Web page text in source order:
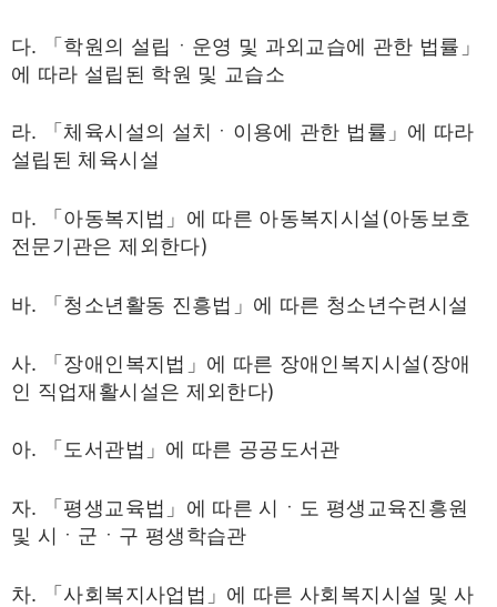
다. 「학원의 설립ㆍ운영 및 과외교습에 관한 법률」
에 따라 설립된 학원 및 교습소
라. 「체육시설의 설치ㆍ이용에 관한 법률」에 따라
설립된 체육시설
마. 「아동복지법」에 따른 아동복지시설(아동보호
전문기관은 제외한다)
바. 「청소년활동 진흥법」에 따른 청소년수련시설
사. 「장애인복지법」에 따른 장애인복지시설(장애
인 직업재활시설은 제외한다)
아. 「도서관법」에 따른 공공도서관
자. 「평생교육법」에 따른 시ㆍ도 평생교육진흥원
및 시ㆍ군ㆍ구 평생학습관
차. 「사회복지사업법」에 따른 사회복지시설 및 사